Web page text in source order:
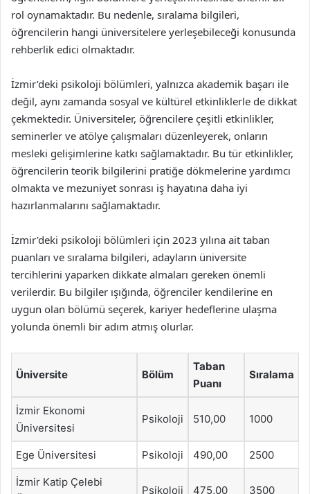
rol oynamaktadır. Bu nedenle, sıralama bilgileri,
öğrencilerin hangi üniversitelere yerleşebileceği konusunda
rehberlik edici olmaktadır.
İzmir’deki psikoloji bölümleri, yalnızca akademik başarı ile
değil, aynı zamanda sosyal ve kültürel etkinliklerle de dikkat
çekmektedir. Üniversiteler, öğrencilere çeşitli etkinlikler,
seminerler ve atölye çalışmaları düzenleyerek, onların
mesleki gelişimlerine katkı sağlamaktadır. Bu tür etkinlikler,
öğrencilerin teorik bilgilerini pratiğe dökmelerine yardımcı
olmakta ve mezuniyet sonrası iş hayatına daha iyi
hazırlanmalarını sağlamaktadır.
İzmir’deki psikoloji bölümleri için 2023 yılına ait taban
puanları ve sıralama bilgileri, adayların üniversite
tercihlerini yaparken dikkate almaları gereken önemli
verilerdir. Bu bilgiler ışığında, öğrenciler kendilerine en
uygun olan bölümü seçerek, kariyer hedeflerine ulaşma
yolunda önemli bir adım atmış olurlar.
Üniversite Bölüm
Taban
Puanı
Sıralama
İzmir Ekonomi
Üniversitesi
Psikoloji 510,00 1000
Ege Üniversitesi Psikoloji 490,00 2500
İzmir Katip Çelebi
Psikoloji 475,00 3500